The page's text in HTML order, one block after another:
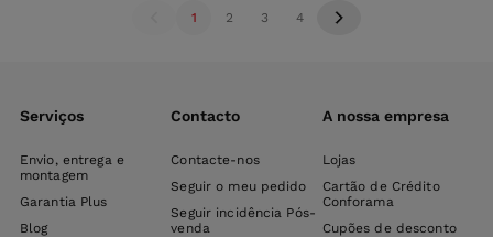
1 2 3 4
Serviços
Envio, entrega e
montagem
Garantia Plus
Blog
Contacto
Contacte-nos
Seguir o meu pedido
Seguir incidência Pós-
venda
A nossa empresa
Lojas
Cartão de Crédito
Conforama
Cupões de desconto